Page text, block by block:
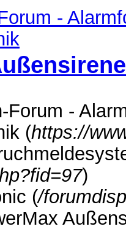
Forum -
(https://
)
(/